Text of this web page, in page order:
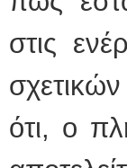
στις
ότι, ο